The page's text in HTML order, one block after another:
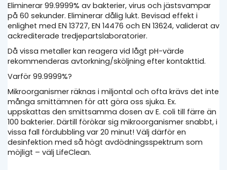
Eliminerar 99.9999% av bakterier, virus och jästsvampar
på 60 sekunder. Eliminerar dålig lukt. Bevisad effekt i
enlighet med EN 13727, EN 14476 och EN 13624, validerat av
ackrediterade tredjepartslaboratorier.
Då vissa metaller kan reagera vid lågt pH-värde
rekommenderas avtorkning/sköljning efter kontakttid.
Varför 99.9999%?
Mikroorganismer räknas i miljontal och ofta krävs det inte
många smittämnen för att göra oss sjuka. Ex.
uppskattas den smittsamma dosen av E. coli till färre än
100 bakterier. Därtill förökar sig mikroorganismer snabbt, i
vissa fall fördubbling var 20 minut! Välj därför en
desinfektion med så högt avdödningsspektrum som
möjligt – välj LifeClean.